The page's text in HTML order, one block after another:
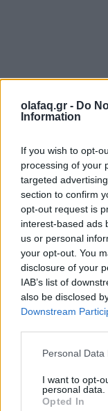
olafaq.gr - Do
Information
If you wish to opt-
processing of your
targeted
section to confirm
opt-out request is
interest-based ads
us or personal
your opt-out. You
disclosure of your
IAB’s list of
also be disclosed
Downstream
Personal
I want to opt-
personal data.
Opted In
Η κυβέρνηση
θα εγκριθούν